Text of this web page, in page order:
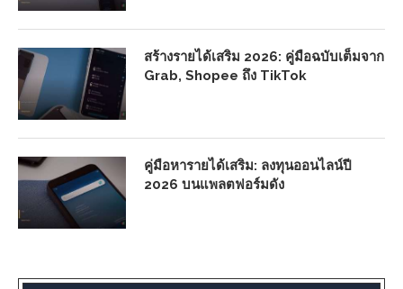
สร้างรายได้เสริม 2026: คู่มือฉบับเต็มจาก
Grab, Shopee ถึง TikTok
คู่มือหารายได้เสริม: ลงทุนออนไลน์ปี
2026 บนแพลตฟอร์มดัง